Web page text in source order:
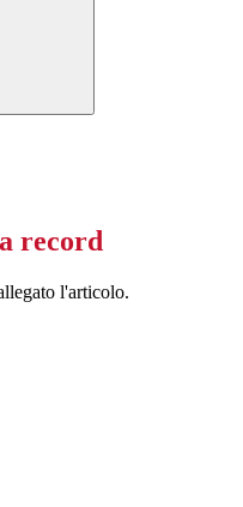
record
l'articolo.